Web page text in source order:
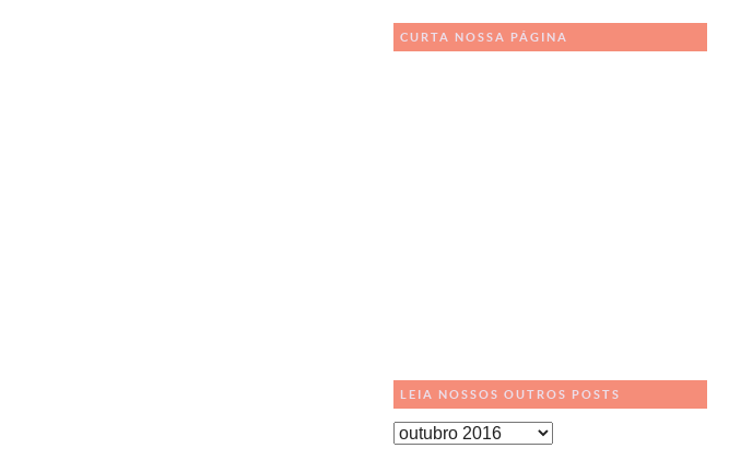
CURTA NOSSA PÁGINA
LEIA NOSSOS OUTROS POSTS
Leia